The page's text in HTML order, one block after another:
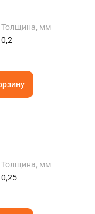
Толщина, мм
0,2
Толщина, мм
0,25